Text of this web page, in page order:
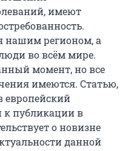
имеют
нашим регионом, а
во всём мире.
момент, но все
имеются. Статью,
европейский
публикации в
о новизне
данной